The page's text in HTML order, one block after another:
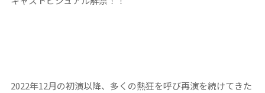
2022年12月の初演以降、多くの熱狂を呼び再演を続けてきた